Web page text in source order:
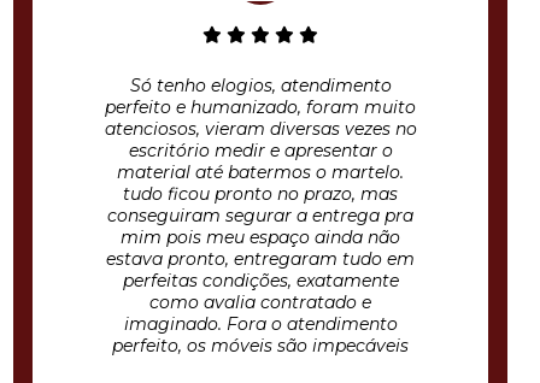
Só tenho elogios, atendimento
perfeito e humanizado, foram muito
atenciosos, vieram diversas vezes no
escritório medir e apresentar o
material até batermos o martelo.
tudo ficou pronto no prazo, mas
conseguiram segurar a entrega pra
mim pois meu espaço ainda não
estava pronto, entregaram tudo em
perfeitas condições, exatamente
como avalia contratado e
imaginado. Fora o atendimento
perfeito, os móveis são impecáveis